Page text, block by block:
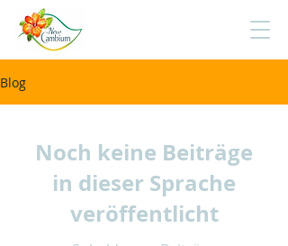
Blog
Noch keine Beiträge
in dieser Sprache
veröffentlicht